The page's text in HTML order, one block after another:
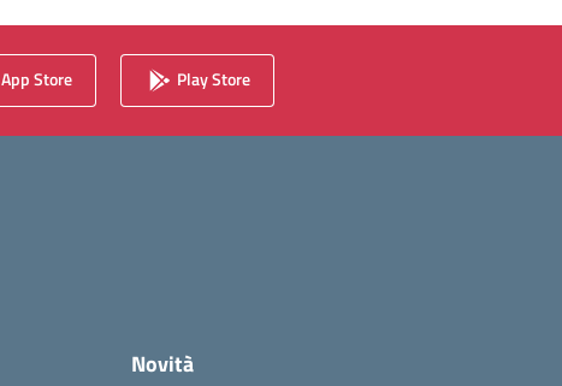
App Store Play Store
Novità